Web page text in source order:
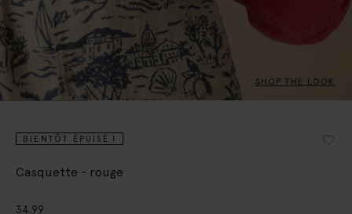
SHOP THE LOOK
BIENTÔT ÉPUISÉ !
Casquette - rouge
34.99